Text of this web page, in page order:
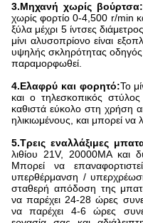
3.Μηχανή χωρίς βούρτσα:
χωρίς φορτίο 0-4,500 r/min
ξύλα μέχρι 5 ίντσες
μίνι αλυσοπρίονο είναι
υψηλής σκληρότητας οδηγός
παραμορφωθεί.
4.Ελαφρύ και φορητό:Το
και ο τηλεσκοπικός
καθιστά εύκολο στη χρήση
ηλικιωμένους, και μπορεί να
5.Τρεις εναλλάξιμες
λιθίου 21V, 20000MA και
Μπορεί να
υπερθέρμανση /
σταθερή απόδοση της
να παρέχει 24-28 ώρες
να παρέχει 4-6 ώρες